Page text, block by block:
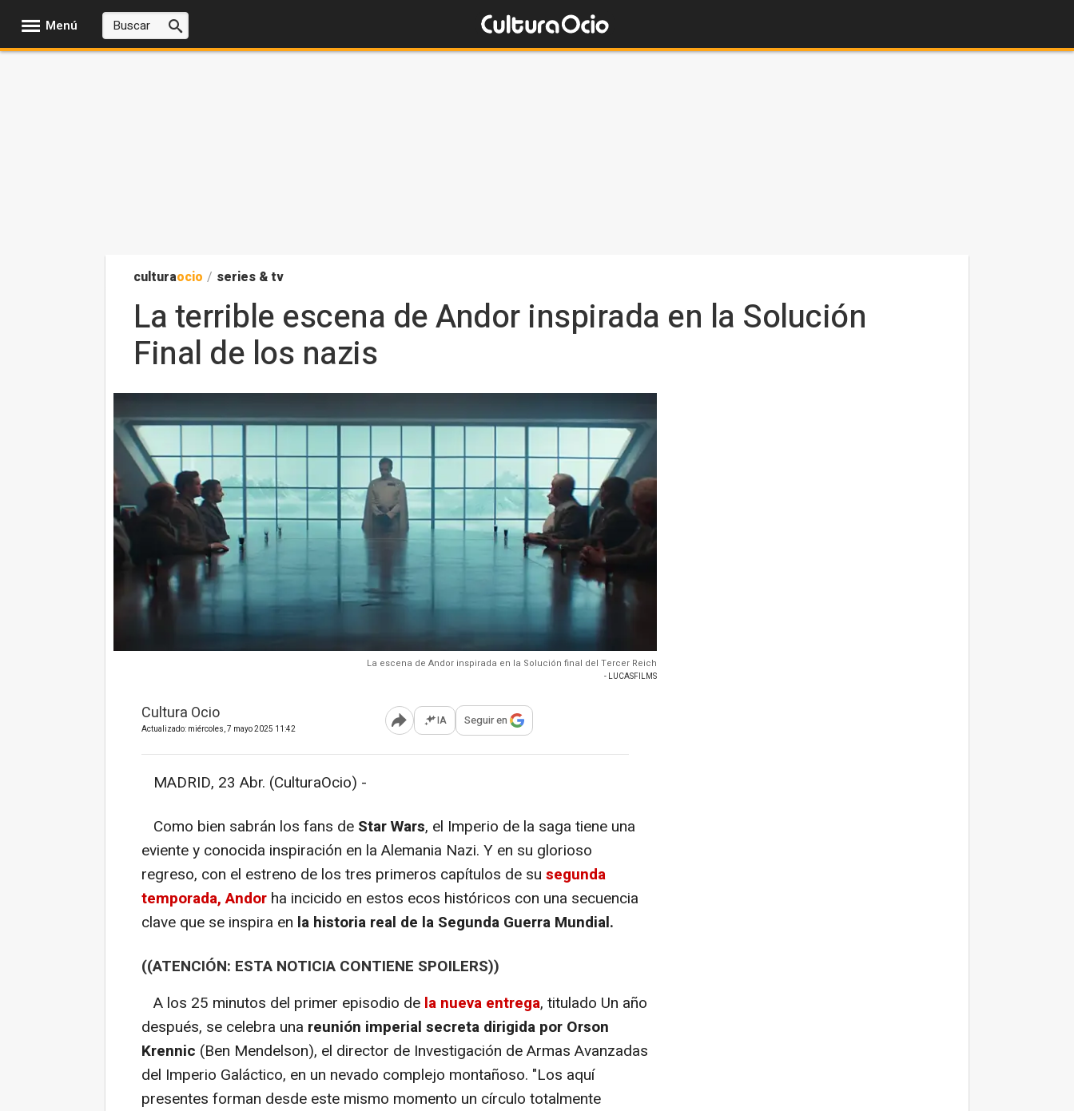
Menú
culturaocio / series & tv
La terrible escena de Andor inspirada en la Solución
Final de los nazis
La escena de Andor inspirada en la Solución final del Tercer Reich
- LUCASFILMS
Cultura Ocio
Actualizado: miércoles, 7 mayo 2025 11:42 Abrir opciones para compartir
IA Seguir en
MADRID, 23 Abr. (CulturaOcio) -
Como bien sabrán los fans de Star Wars, el Imperio de la saga tiene una
eviente y conocida inspiración en la Alemania Nazi. Y en su glorioso
regreso, con el estreno de los tres primeros capítulos de su segunda
temporada, Andor ha incicido en estos ecos históricos con una secuencia
clave que se inspira en la historia real de la Segunda Guerra Mundial.
((ATENCIÓN: ESTA NOTICIA CONTIENE SPOILERS))
A los 25 minutos del primer episodio de la nueva entrega, titulado Un año
después, se celebra una reunión imperial secreta dirigida por Orson
Krennic (Ben Mendelson), el director de Investigación de Armas Avanzadas
del Imperio Galáctico, en un nevado complejo montañoso. "Los aquí
presentes forman desde este mismo momento un círculo totalmente